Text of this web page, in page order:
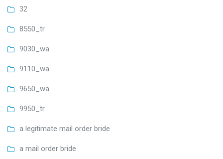
32
8550_tr
9030_wa
9110_wa
9650_wa
9950_tr
a legitimate mail order bride
a mail order bride